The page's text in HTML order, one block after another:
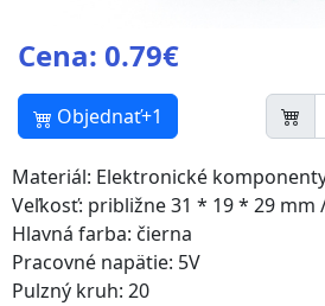
Cena: 0.79€
Objednať+1
Materiál: Elektronické komponenty
Veľkosť: približne 31 * 19 * 29 mm
Hlavná farba: čierna
Pracovné napätie: 5V
Pulzný kruh: 20